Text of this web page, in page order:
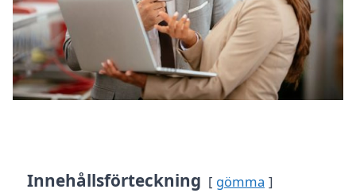
Innehållsförteckning gömma